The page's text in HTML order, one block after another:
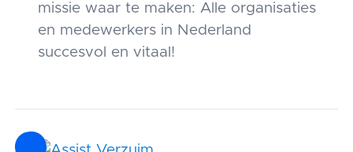
missie waar te maken: Alle organisaties
en medewerkers in Nederland
succesvol en vitaal!